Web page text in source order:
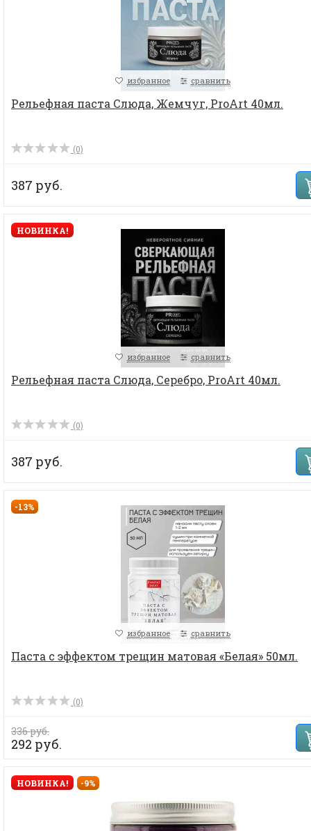
избранное сравнить
Рельефная паста Слюда, Жемчуг, ProArt 40мл.
(0)
387 руб.
НОВИНКА!
избранное сравнить
Рельефная паста Слюда, Серебро, ProArt 40мл.
(0)
387 руб.
-13%
избранное сравнить
Паста с эффектом трещин матовая «Белая» 50мл.
(0)
336 руб.
292 руб.
НОВИНКА! -9%